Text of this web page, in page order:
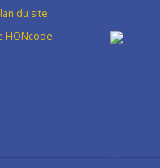
du site
HONcode